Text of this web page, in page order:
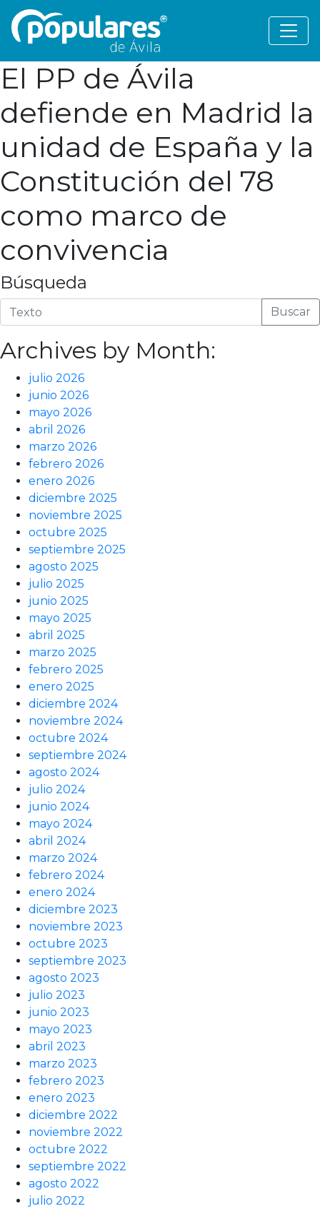
El PP de Ávila
defiende en Madrid la
unidad de España y la
Constitución del 78
como marco de
convivencia
Búsqueda
Buscar
Archives by Month:
julio 2026
junio 2026
mayo 2026
abril 2026
marzo 2026
febrero 2026
enero 2026
diciembre 2025
noviembre 2025
octubre 2025
septiembre 2025
agosto 2025
julio 2025
junio 2025
mayo 2025
abril 2025
marzo 2025
febrero 2025
enero 2025
diciembre 2024
noviembre 2024
octubre 2024
septiembre 2024
agosto 2024
julio 2024
junio 2024
mayo 2024
abril 2024
marzo 2024
febrero 2024
enero 2024
diciembre 2023
noviembre 2023
octubre 2023
septiembre 2023
agosto 2023
julio 2023
junio 2023
mayo 2023
abril 2023
marzo 2023
febrero 2023
enero 2023
diciembre 2022
noviembre 2022
octubre 2022
septiembre 2022
agosto 2022
julio 2022